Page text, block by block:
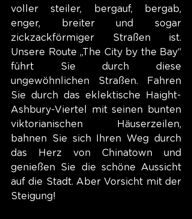
voller steiler, bergauf, bergab,
enger, breiter und sogar
zickzackförmiger Straßen ist.
Unsere Route „The City by the Bay“
führt Sie durch diese
ungewöhnlichen Straßen. Fahren
Sie durch das eklektische Haight-
Ashbury-Viertel mit seinen bunten
viktorianischen Häuserzeilen,
bahnen Sie sich Ihren Weg durch
das Herz von Chinatown und
genießen Sie die schöne Aussicht
auf die Stadt. Aber Vorsicht mit der
Steigung!